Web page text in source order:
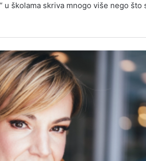
u školama skriva mnogo više nego što